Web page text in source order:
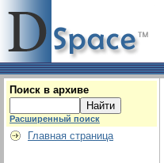
Поиск в архиве
Расширенный поиск
Главная страница